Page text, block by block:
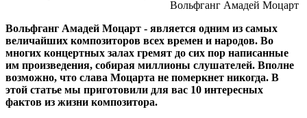
Вольфганг Амадей Моцарт
Вольфганг Амадей Моцарт - является одним из самых
величайших композиторов всех времен и народов. Во
многих концертных залах гремят до сих пор написанные
им произведения, собирая миллионы слушателей. Вполне
возможно, что слава Моцарта не померкнет никогда. В
этой статье мы приготовили для вас 10 интересных
фактов из жизни композитора.